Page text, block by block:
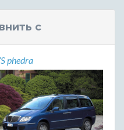
с
phedra